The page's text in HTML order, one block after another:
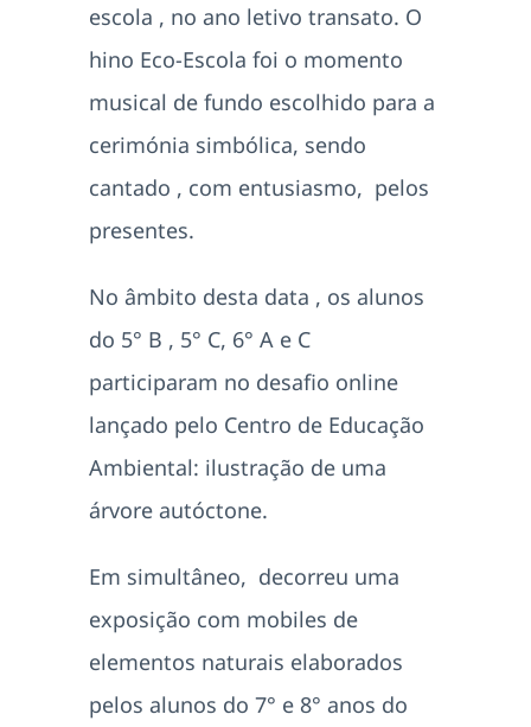
escola , no ano letivo transato. O
hino Eco-Escola foi o momento
musical de fundo escolhido para a
cerimónia simbólica, sendo
cantado , com entusiasmo, pelos
presentes.
No âmbito desta data , os alunos
do 5° B , 5° C, 6° A e C
participaram no desafio online
lançado pelo Centro de Educação
Ambiental: ilustração de uma
árvore autóctone.
Em simultâneo, decorreu uma
exposição com mobiles de
elementos naturais elaborados
pelos alunos do 7° e 8° anos do